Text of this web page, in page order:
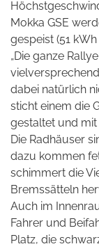
Mokka GSE
gespeist (51 kWh
„Die ganze
dabei natürlich
sticht einem die
gestaltet und mit
Die Radhäuser
dazu kommen
schimmert die
Bremssätteln
Auch im
Fahrer und
Platz, die